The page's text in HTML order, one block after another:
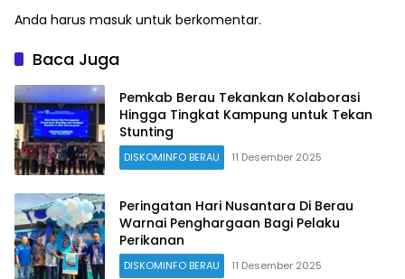
Anda harus masuk untuk berkomentar.
Baca Juga
Pemkab Berau Tekankan Kolaborasi
Hingga Tingkat Kampung untuk Tekan
Stunting
DISKOMINFO BERAU 11 Desember 2025
Peringatan Hari Nusantara Di Berau
Warnai Penghargaan Bagi Pelaku
Perikanan
DISKOMINFO BERAU 11 Desember 2025